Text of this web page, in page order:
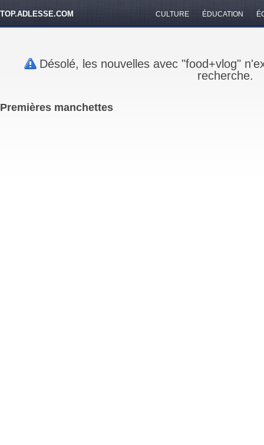
TOP.ADLESSE.COM CULTURE ÉDUCATION
Désolé, les nouvelles avec "food+vlog"
recherche.
Premières manchettes